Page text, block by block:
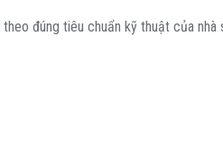
đúng tiêu chuẩn kỹ thuật của nhà